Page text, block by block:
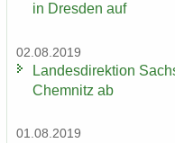
in Dres­den auf
02.08.2019
Lan­des­di­rek­ti­on
Chem­nitz ab
01.08.2019